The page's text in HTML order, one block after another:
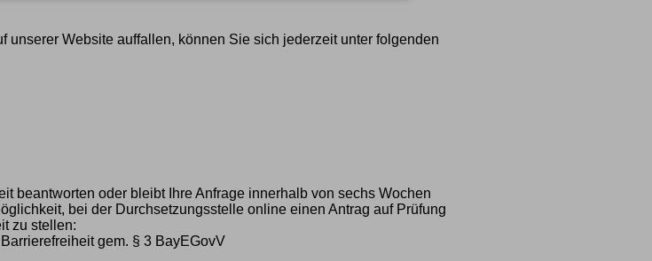
unserer Website auffallen, können Sie sich jederzeit unter folgenden
beantworten oder bleibt Ihre Anfrage innerhalb von sechs Wochen
bei der Durchsetzungsstelle online einen Antrag auf Prüfung
zu stellen:
gem. § 3 BayEGovV